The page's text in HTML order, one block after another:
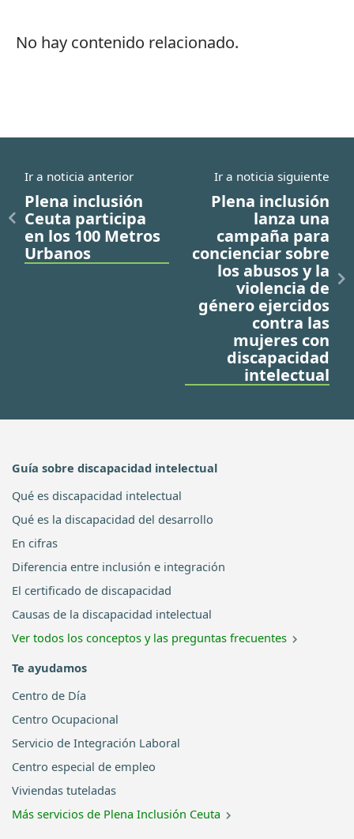
No hay contenido relacionado.
Ir a noticia anterior
Plena inclusión
Ceuta participa
en los 100 Metros
Urbanos
Ir a noticia siguiente
Plena inclusión
lanza una
campaña para
concienciar sobre
los abusos y la
violencia de
género ejercidos
contra las
mujeres con
discapacidad
intelectual
Guía sobre discapacidad intelectual
Qué es discapacidad intelectual
Qué es la discapacidad del desarrollo
En cifras
Diferencia entre inclusión e integración
El certificado de discapacidad
Causas de la discapacidad intelectual
Ver todos los conceptos y las preguntas frecuentes
Te ayudamos
Centro de Día
Centro Ocupacional
Servicio de Integración Laboral
Centro especial de empleo
Viviendas tuteladas
Más servicios de Plena Inclusión Ceuta